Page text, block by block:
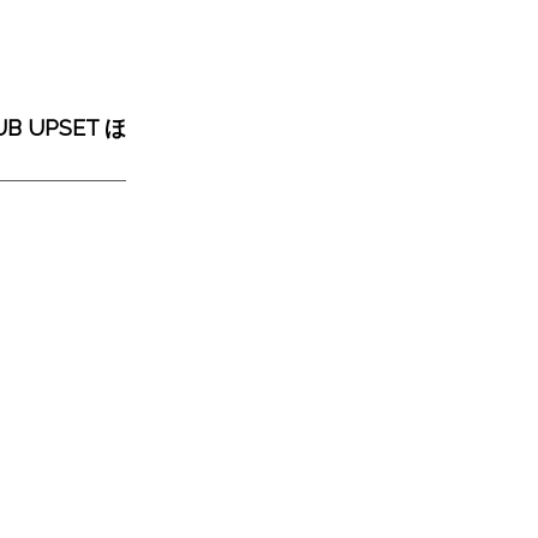
UPSET ほ